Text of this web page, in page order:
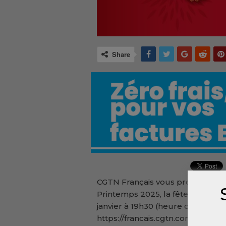
Share
CGTN Français vous propose
Printemps 2025, la fête la plus
janvier à 19h30 (heure de Beijing)
https://francais.cgtn.com/news/